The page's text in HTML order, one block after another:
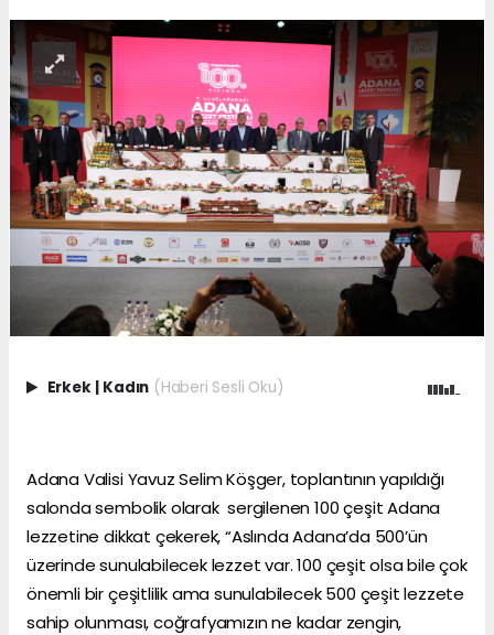
Erkek | Kadın (Haberi Sesli Oku)
Adana Valisi Yavuz Selim Köşger, toplantının yapıldığı
salonda sembolik olarak sergilenen 100 çeşit Adana
lezzetine dikkat çekerek, “Aslında Adana’da 500’ün
üzerinde sunulabilecek lezzet var. 100 çeşit olsa bile çok
önemli bir çeşitlilik ama sunulabilecek 500 çeşit lezzete
sahip olunması, coğrafyamızın ne kadar zengin,